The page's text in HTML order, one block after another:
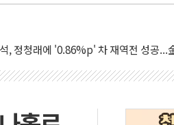
우특보'-포항 '산사태 주의보'...경북도,
회 나선 송영길·정청래·김민석 당대표
제주·인천 경선서 정청래에 승리
, 제주·인천 경선 결과 발표...김민석